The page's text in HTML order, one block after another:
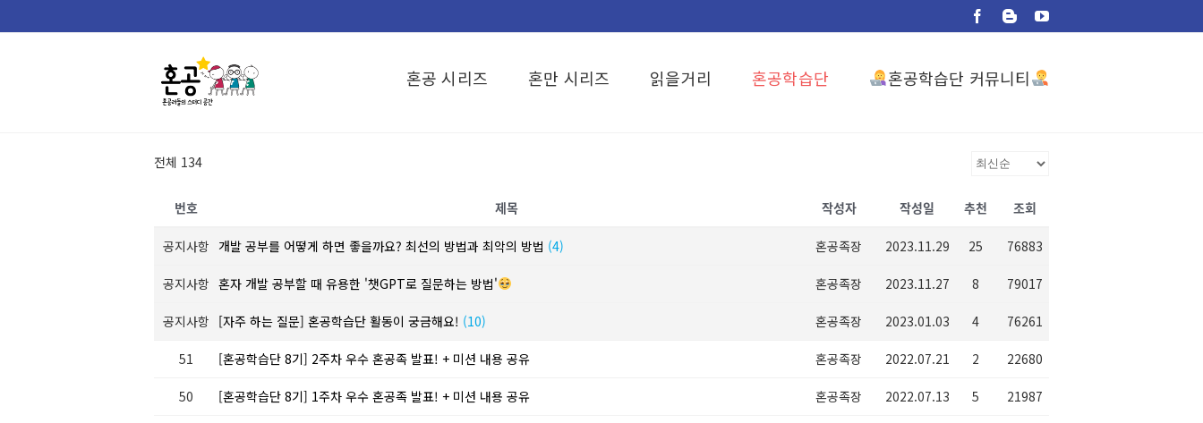
to
Facebook
BloggerYouTube
혼공 시리즈 혼만 시리즈 읽을거리 혼공학습단 혼공학습단 커뮤니티
전체 134
번호 제목 작성자 작성일 추천 조회
공지사항 개발 공부를 어떻게 하면 좋을까요? 최선의 방법과 최악의 방법 (4) 혼공족장 2023.11.29 25 76883
공지사항 혼자 개발 공부할 때 유용한 '챗GPT로 질문하는 방법' 혼공족장 2023.11.27 8 79017
공지사항 [자주 하는 질문] 혼공학습단 활동이 궁금해요! (10) 혼공족장 2023.01.03 4 76261
51 [혼공학습단 8기] 2주차 우수 혼공족 발표! + 미션 내용 공유 혼공족장 2022.07.21 2 22680
50 [혼공학습단 8기] 1주차 우수 혼공족 발표! + 미션 내용 공유 혼공족장 2022.07.13 5 21987